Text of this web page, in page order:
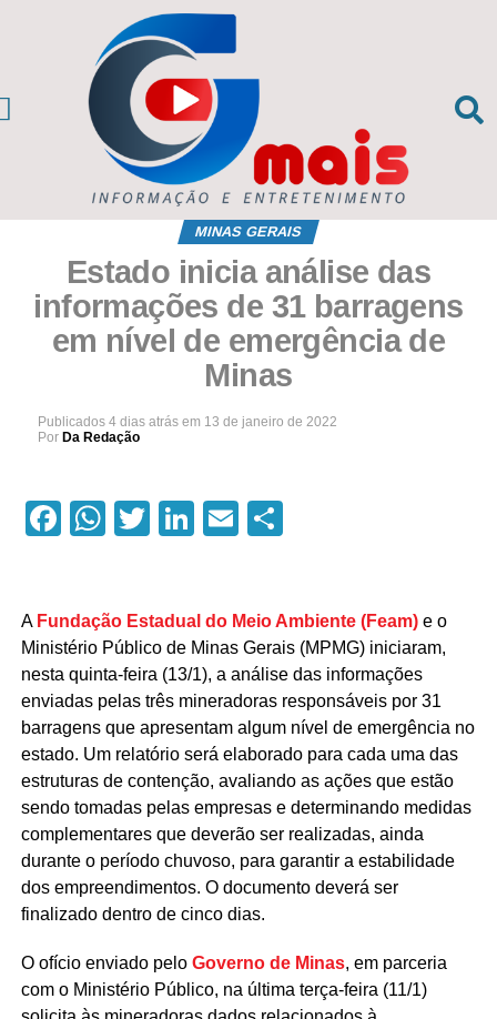
MINAS GERAIS
Estado inicia análise das
informações de 31 barragens
em nível de emergência de
Minas
Publicados 4 dias atrás em 13 de janeiro de 2022
Por Da Redação
Facebook
WhatsApp
Twitter
LinkedIn
EmailCompartilhar
A Fundação Estadual do Meio Ambiente (Feam)e o
Ministério Público de Minas Gerais (MPMG) iniciaram,
nesta quinta-feira (13/1), a análise das informações
enviadas pelas três mineradoras responsáveis por 31
barragens que apresentam algum nível de emergência no
estado. Um relatório será elaborado para cada uma das
estruturas de contenção, avaliando as ações que estão
sendo tomadas pelas empresas e determinando medidas
complementares que deverão ser realizadas, ainda
durante o período chuvoso, para garantir a estabilidade
dos empreendimentos. O documento deverá ser
finalizado dentro de cinco dias.
O ofício enviado pelo Governo de Minas, em parceria
com o Ministério Público, na última terça-feira (11/1)